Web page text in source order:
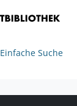
Einfache Suche